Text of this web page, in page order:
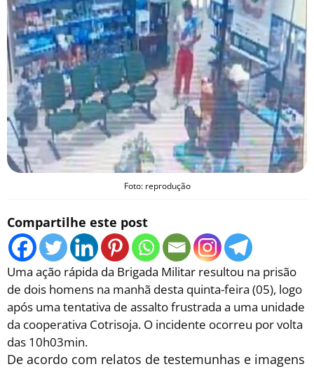
Foto: reprodução
Compartilhe este post
Uma ação rápida da Brigada Militar resultou na prisão
de dois homens na manhã desta quinta-feira (05), logo
após uma tentativa de assalto frustrada a uma unidade
da cooperativa Cotrisoja. O incidente ocorreu por volta
das 10h03min.
De acordo com relatos de testemunhas e imagens